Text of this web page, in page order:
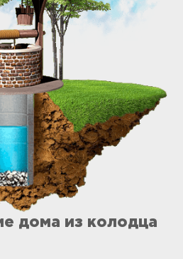
дома из колодца